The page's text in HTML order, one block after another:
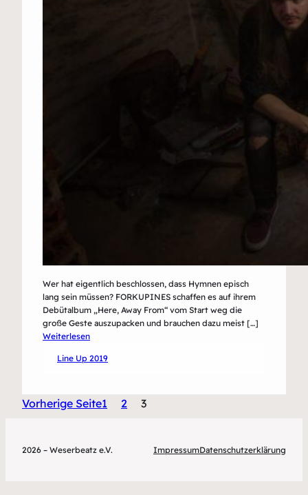
Wer hat eigentlich beschlossen, dass Hymnen episch
lang sein müssen? FORKUPINES schaffen es auf ihrem
Debütalbum „Here, Away From“ vom Start weg die
große Geste auszupacken und brauchen dazu meist […]
Weiterlesen:
Line Up 2019
Vorherige Seite1 2 3
2026 – Weserbeatz e.V. ImpressumDatenschutzerklärung